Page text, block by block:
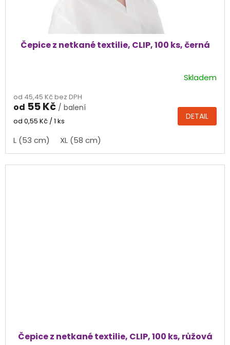
Čepice z netkané textilie, CLIP, 100 ks, černá
produktu
je
5,0
5
hvězdiček.
Skladem
od 45,45 Kč bez DPH
od 55 Kč / balení
Měrná
od 0,55 Kč / 1 ks DETAIL
L (53 cm) XL (58 cm)
Čepice z netkané textilie, CLIP, 100 ks, růžová